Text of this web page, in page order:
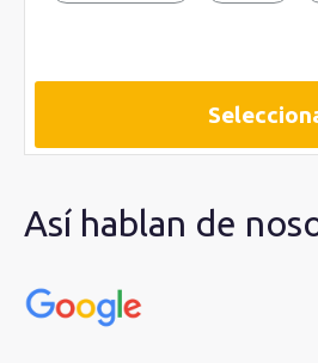
Así hablan de